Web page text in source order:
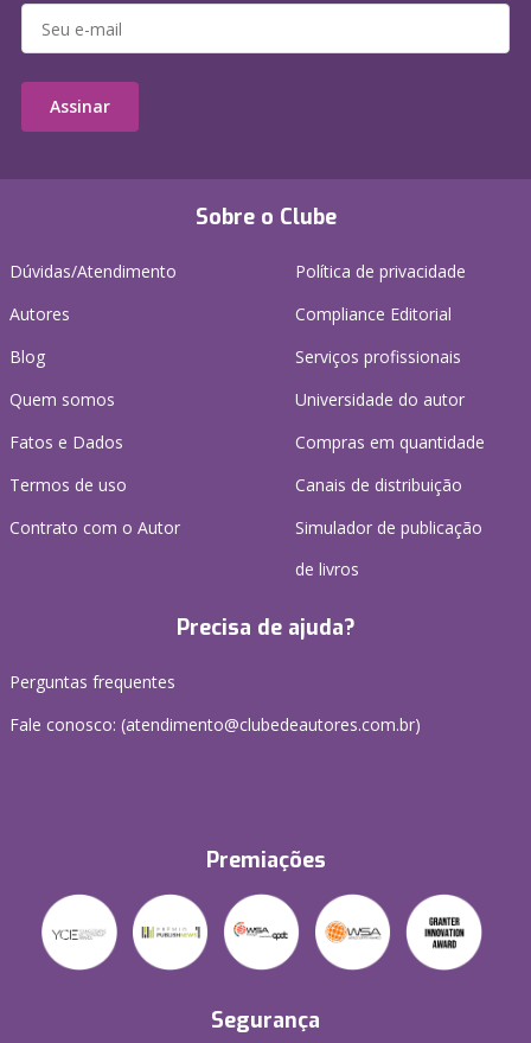
Sobre o Clube
Dúvidas/Atendimento
Autores
Blog
Quem somos
Fatos e Dados
Termos de uso
Contrato com o Autor
Política de privacidade
Compliance Editorial
Serviços profissionais
Universidade do autor
Compras em quantidade
Canais de distribuição
Simulador de publicação
de livros
Precisa de ajuda?
Perguntas frequentes
Fale conosco: (atendimento@clubedeautores.com.br)
Premiações
Segurança
Assinar